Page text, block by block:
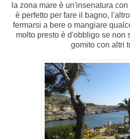
la zona mare è un'insenatura
è perfetto per fare il bagno,
fermarsi a bere o mangiare
molto presto è d'obbligo se non
gomito con altri